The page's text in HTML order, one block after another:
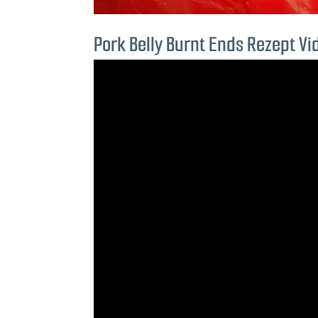
Pork Belly Burnt Ends Rezept